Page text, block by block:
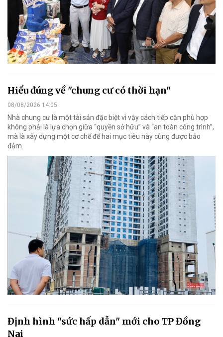
Hiểu đúng về "chung cư có thời hạn"
08/08/2026 14:05
Nhà chung cư là một tài sản đặc biệt vì vậy cách tiếp cận phù hợp
không phải là lựa chọn giữa “quyền sở hữu” và “an toàn công trình”,
mà là xây dựng một cơ chế để hai mục tiêu này cùng được bảo
đảm.
Định hình "sức hấp dẫn" mới cho TP Đồng
Nai